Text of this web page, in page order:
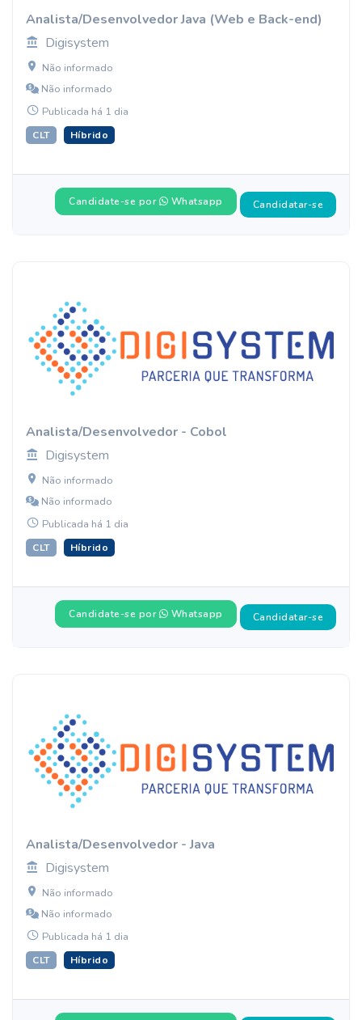
Analista/Desenvolvedor Java (Web e Back-end)
Digisystem
Não informado
Não informado
Publicada há 1 dia
CLT Híbrido
Candidate-se por Whatsapp Candidatar-se
Analista/Desenvolvedor - Cobol
Digisystem
Não informado
Não informado
Publicada há 1 dia
CLT Híbrido
Candidate-se por Whatsapp Candidatar-se
Analista/Desenvolvedor - Java
Digisystem
Não informado
Não informado
Publicada há 1 dia
CLT Híbrido